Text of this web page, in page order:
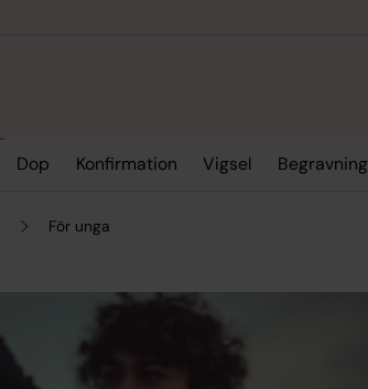
Dop Konfirmation Vigsel Begravning
För unga